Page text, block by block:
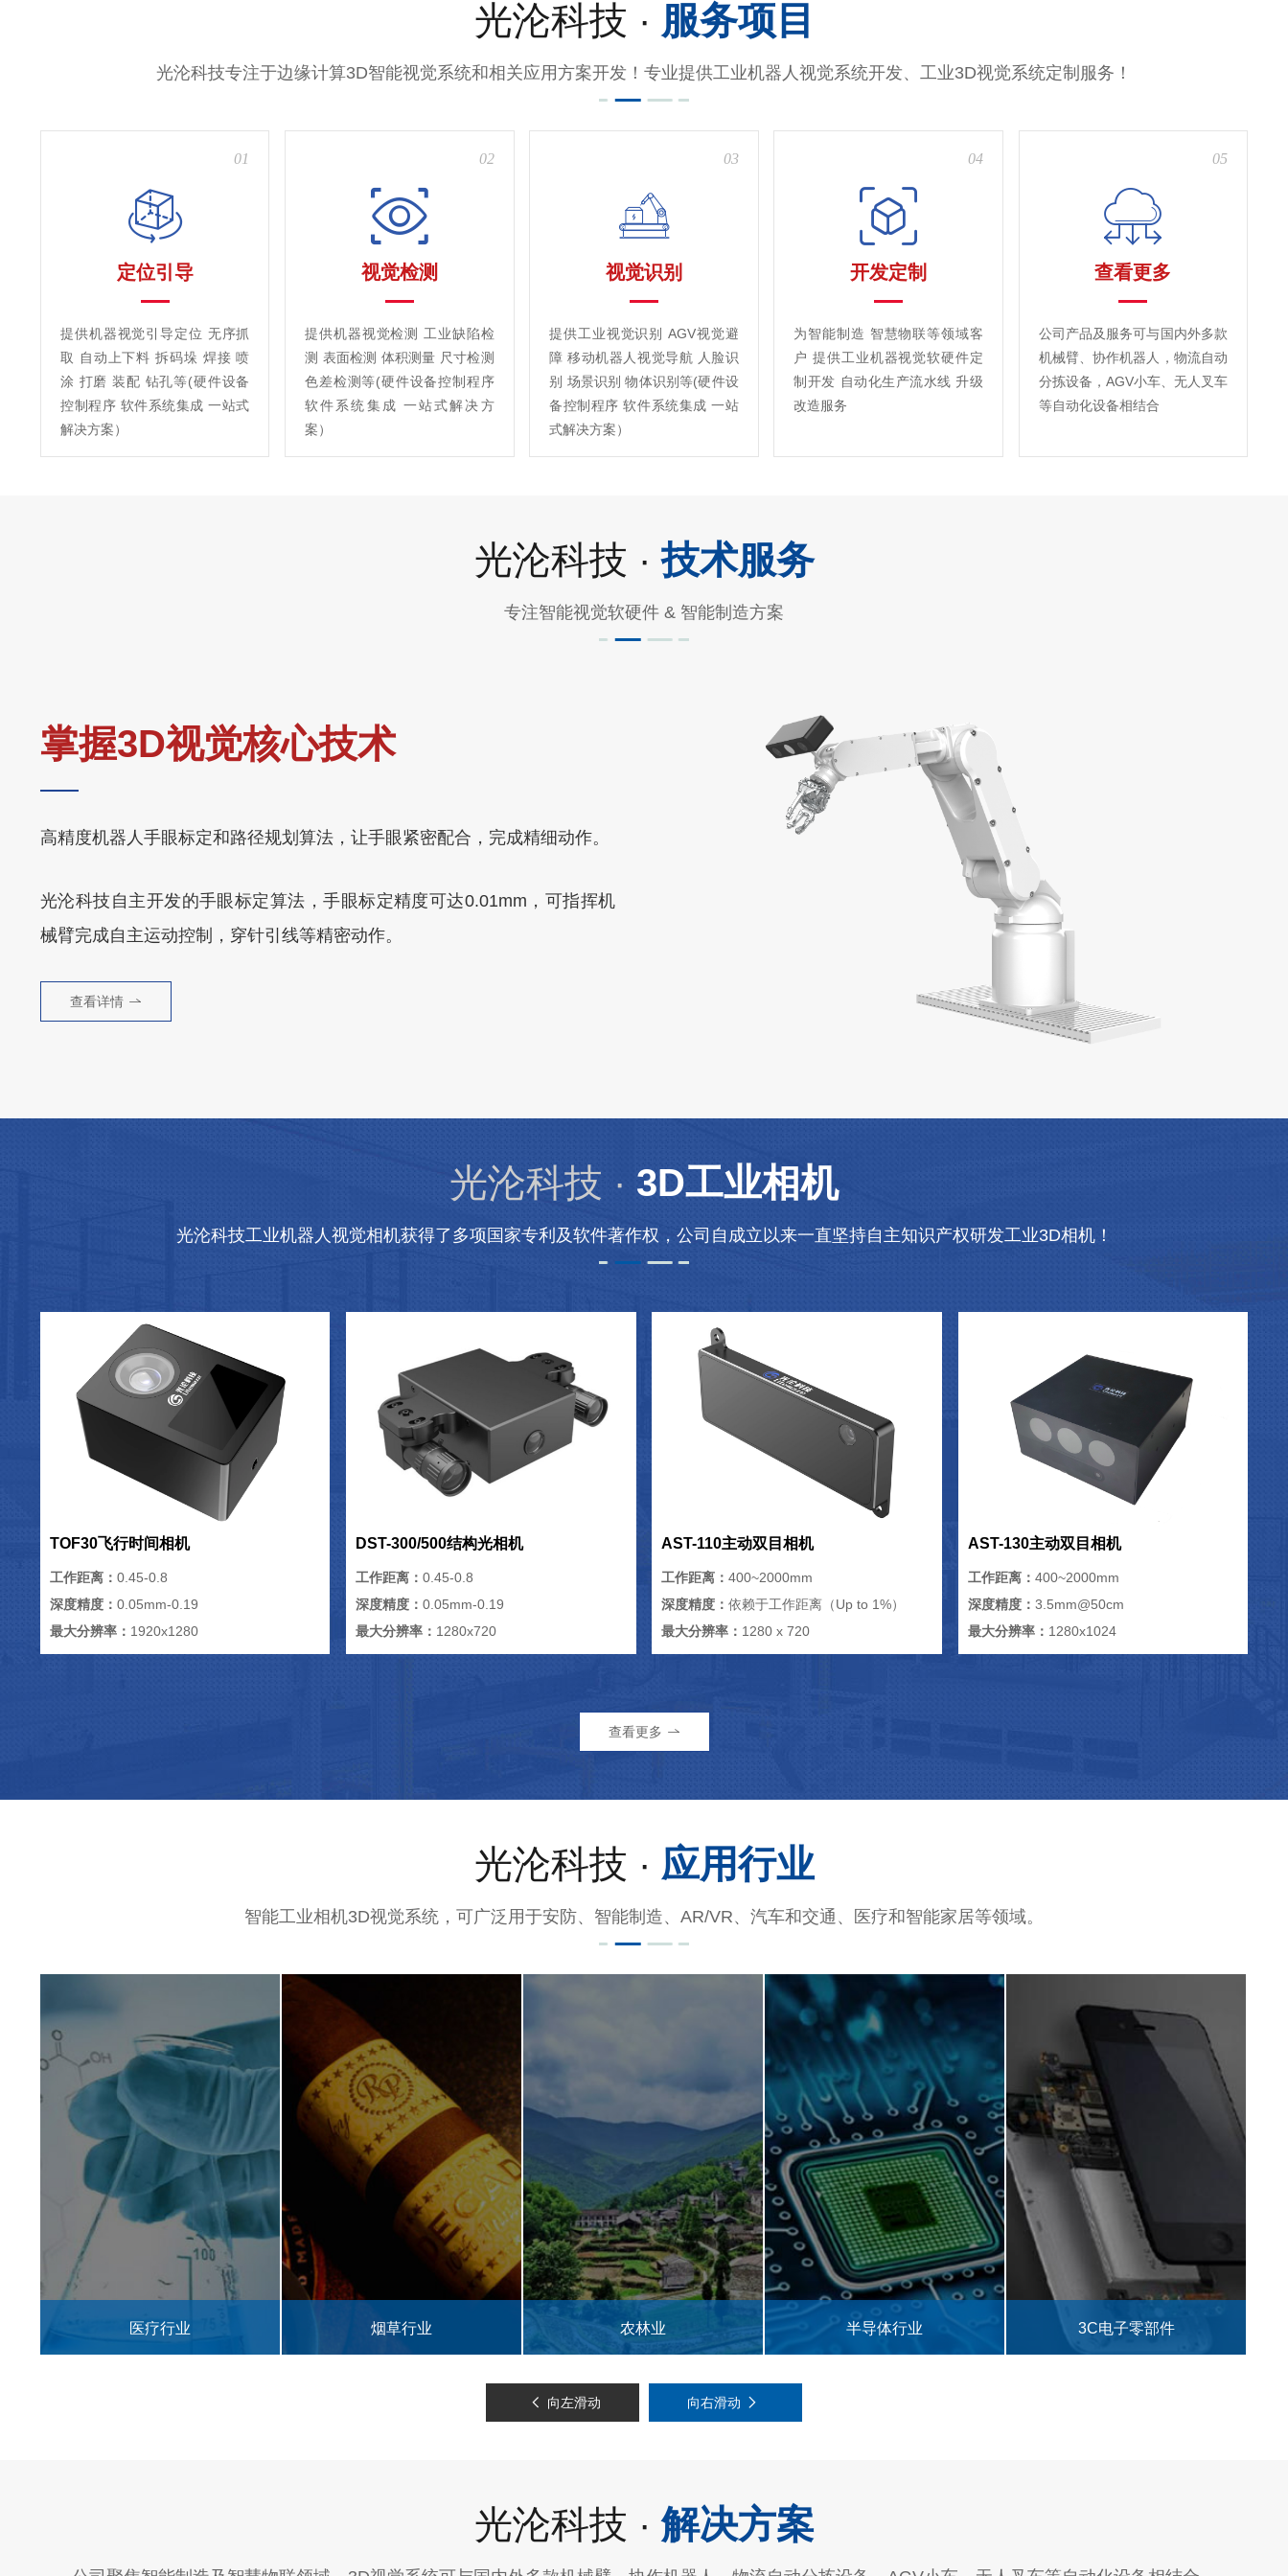
光沦科技 · 服务项目
光沦科技专注于边缘计算3D智能视觉系统和相关应用方案开发！专业提供工业机器人视觉系统开发、工业3D视觉系统定制服务！
01
定位引导
提供机器视觉引导定位 无序抓
取 自动上下料 拆码垛 焊接 喷
涂 打磨 装配 钻孔等(硬件设备
控制程序 软件系统集成 一站式
解决方案）
02
视觉检测
提供机器视觉检测 工业缺陷检
测 表面检测 体积测量 尺寸检测
色差检测等(硬件设备控制程序
软件系统集成 一站式解决方
案）
03
视觉识别
提供工业视觉识别 AGV视觉避
障 移动机器人视觉导航 人脸识
别 场景识别 物体识别等(硬件设
备控制程序 软件系统集成 一站
式解决方案）
04
开发定制
为智能制造 智慧物联等领域客
户 提供工业机器视觉软硬件定
制开发 自动化生产流水线 升级
改造服务
05
查看更多
公司产品及服务可与国内外多款
机械臂、协作机器人，物流自动
分拣设备，AGV小车、无人叉车
等自动化设备相结合
光沦科技 ·技术服务
专注智能视觉软硬件 & 智能制造方案
掌握3D视觉核心技术
高精度机器人手眼标定和路径规划算法，让手眼紧密配合，完成精细动作。
光沦科技自主开发的手眼标定算法，手眼标定精度可达0.01mm，可指挥机
械臂完成自主运动控制，穿针引线等精密动作。
查看详情
光沦科技 · 3D工业相机
光沦科技工业机器人视觉相机获得了多项国家专利及软件著作权，公司自成立以来一直坚持自主知识产权研发工业3D相机！
TOF30飞行时间相机
工作距离： 0.45-0.8
深度精度： 0.05mm-0.19
最大分辨率： 1920x1280
DST-300/500结构光相机
工作距离：0.45-0.8
深度精度：0.05mm-0.19
最大分辨率： 1280x720
AST-110主动双目相机
工作距离：400~2000mm
深度精度：依赖于工作距离（Up to 1%）
最大分辨率： 1280 x 720
AST-130主动双目相机
工作距离： 400~2000mm
深度精度： 3.5mm@50cm
最大分辨率： 1280x1024
查看更多
光沦科技 · 应用行业
智能工业相机3D视觉系统，可广泛用于安防、智能制造、AR/VR、汽车和交通、医疗和智能家居等领域。
烟草行业 农林业 半导体行业 3C电子零部件 食品药品
向左滑动 向右滑动
光沦科技 ·解决方案